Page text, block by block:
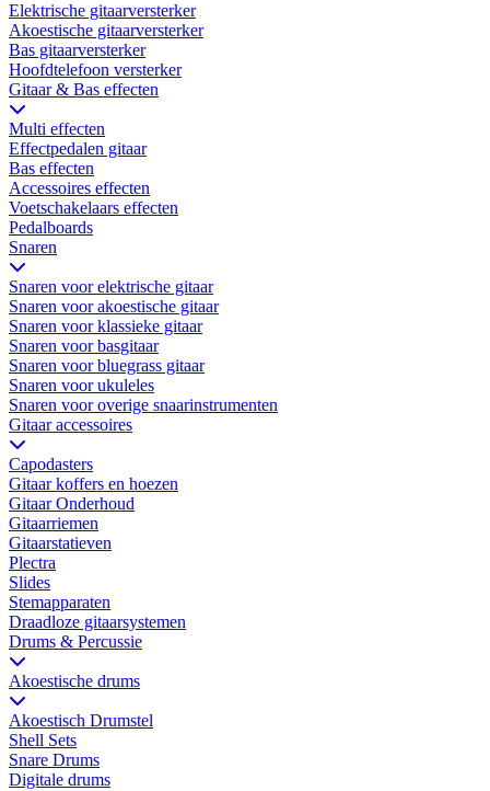
Elektrische gitaarversterker
Akoestische gitaarversterker
Bas gitaarversterker
Hoofdtelefoon versterker
Gitaar & Bas effecten
Multi effecten
Effectpedalen gitaar
Bas effecten
Accessoires effecten
Voetschakelaars effecten
Pedalboards
Snaren
Snaren voor elektrische gitaar
Snaren voor akoestische gitaar
Snaren voor klassieke gitaar
Snaren voor basgitaar
Snaren voor bluegrass gitaar
Snaren voor ukuleles
Snaren voor overige snaarinstrumenten
Gitaar accessoires
Capodasters
Gitaar koffers en hoezen
Gitaar Onderhoud
Gitaarriemen
Gitaarstatieven
Plectra
Slides
Stemapparaten
Draadloze gitaarsystemen
Drums & Percussie
Akoestische drums
Akoestisch Drumstel
Shell Sets
Snare Drums
Digitale drums